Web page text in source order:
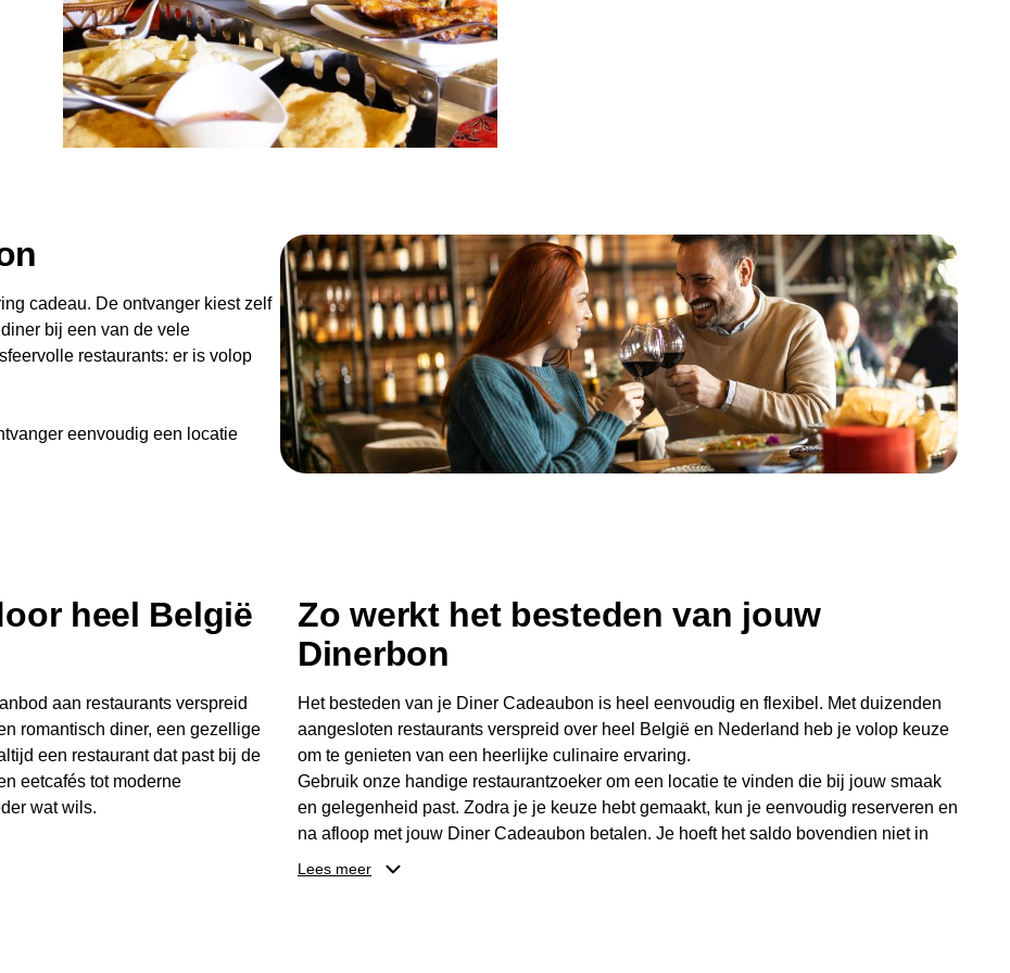
cadeau. De ontvanger kiest zelf
bij een van de vele
restaurants: er is volop
eenvoudig een locatie
de Diner Cadeaubon niet alleen
heel België
aan restaurants verspreid
romantisch diner, een gezellige
een restaurant dat past bij de
eetcafés tot moderne
wat wils.
de buurt, bijvoorbeeld in
Zo werkt het besteden van jouw
Dinerbon
Het besteden van je Diner Cadeaubon is heel eenvoudig en flexibel. Met duizenden
aangesloten restaurants verspreid over heel België en Nederland heb je volop keuze
om te genieten van een heerlijke culinaire ervaring.
Gebruik onze handige restaurantzoeker om een locatie te vinden die bij jouw smaak
en gelegenheid past. Zodra je je keuze hebt gemaakt, kun je eenvoudig reserveren en
na afloop met jouw Diner Cadeaubon betalen. Je hoeft het saldo bovendien niet in
één keer te besteden. Het resterende bedrag blijft gewoon op de bon staan en kan
Lees meer